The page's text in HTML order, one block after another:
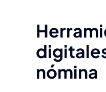
nómina